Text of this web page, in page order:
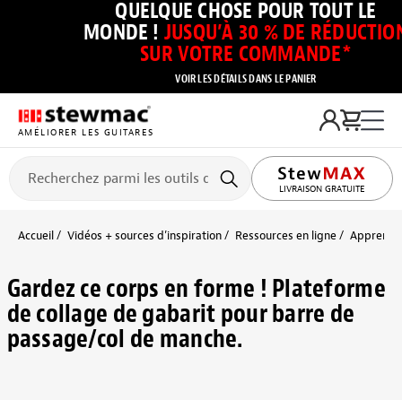
QUELQUE CHOSE POUR TOUT LE
MONDE ! JUSQU’À 30 % DE
SUR VOTRE COMMANDE*
VOIR LES DÉTAILS DANS LE PANIER
AMÉLIORER LES GUITARES
LIVRAISON GRATUITE
Accueil Vidéos + sources d’inspiration Ressources en ligne
Gardez ce corps en forme ! Plateforme
de collage de gabarit pour barre de
passage/col de manche.